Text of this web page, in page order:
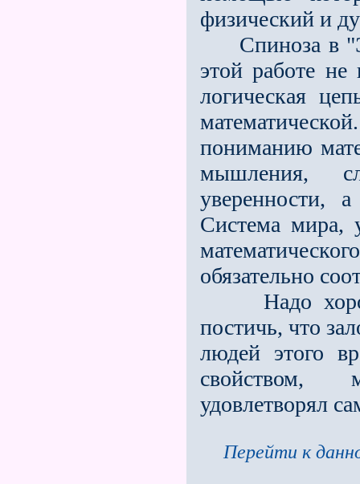
физический и
Спиноза в
этой работе
логическая
пониманию
мышления,
уверенности,
Система мира,
обязательно
Надо
постичь, что
людей этого
свойством,
удовлетворял
Перейти к